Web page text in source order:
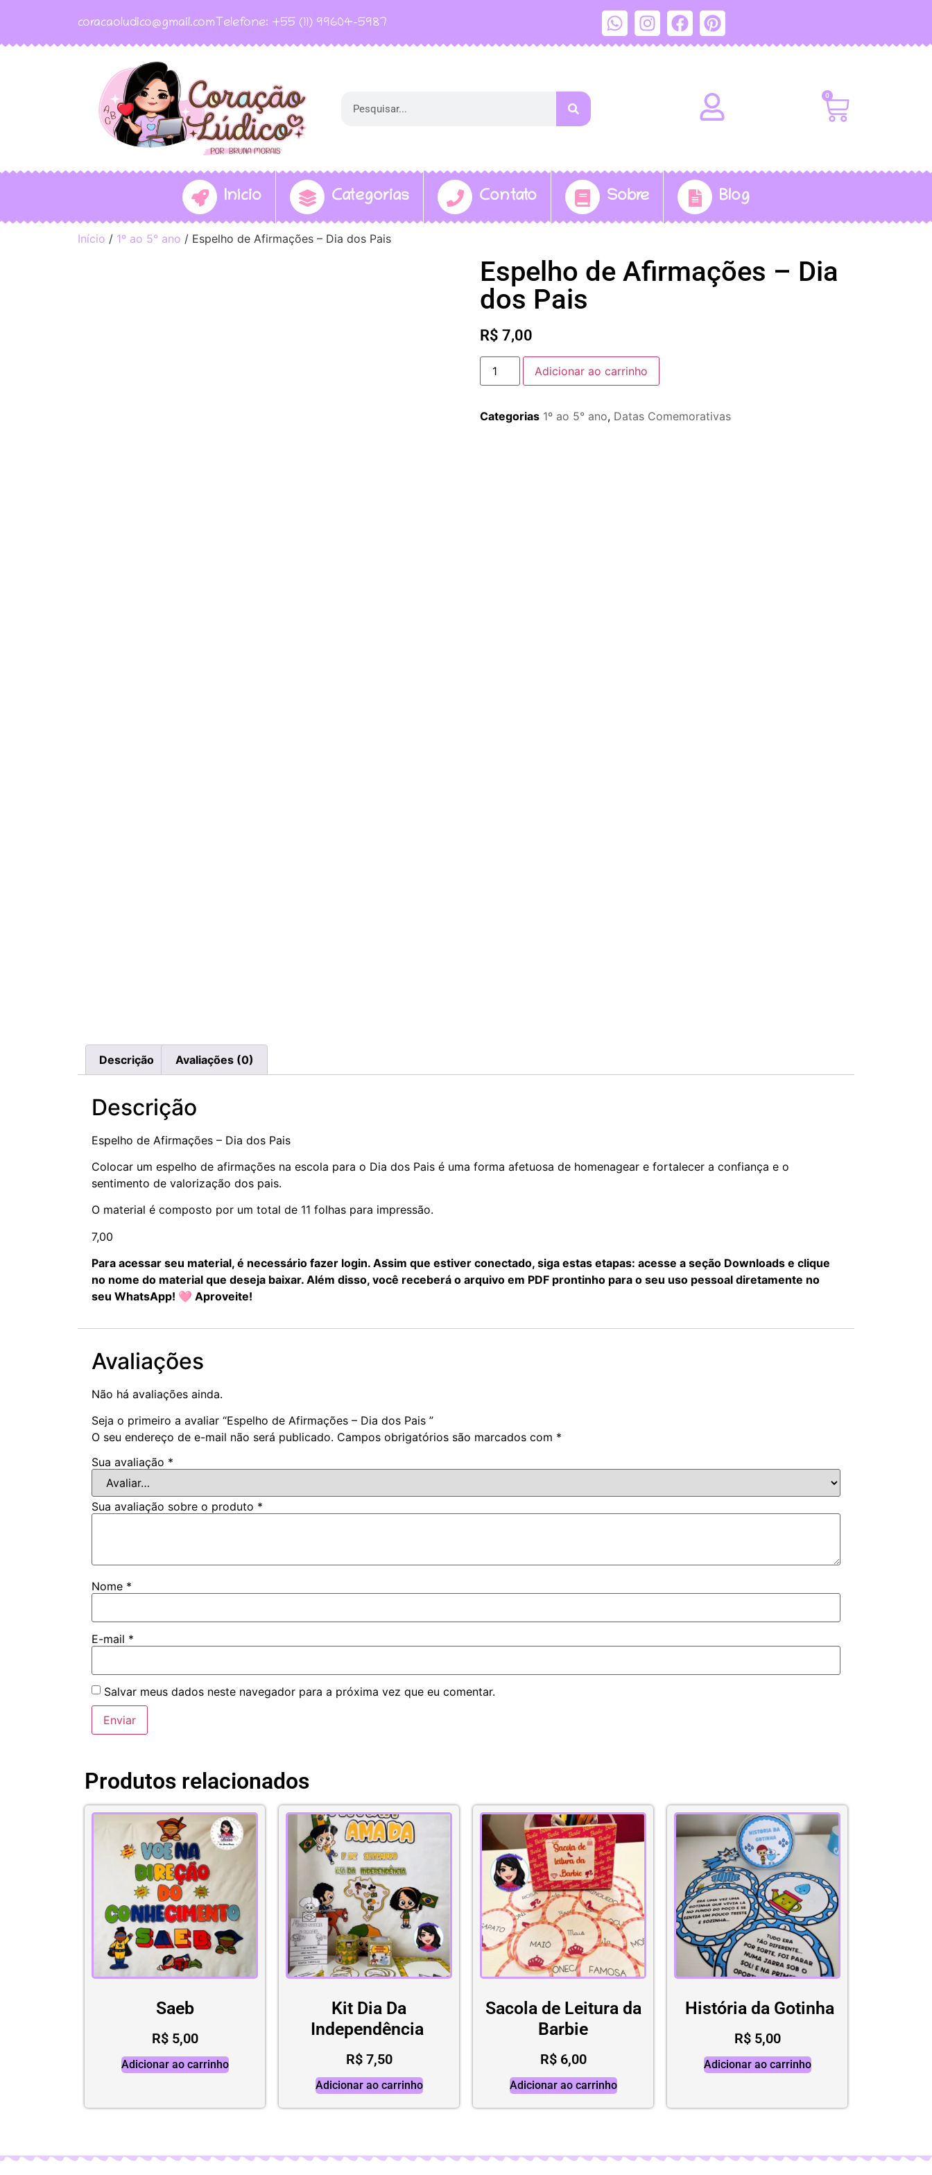
coracaoludico@gmail.com Telefone: +55 (11) 99604-5987
0
Início Categorias Contato Sobre Blog
Início / 1º ao 5° ano / Espelho de Afirmações – Dia dos Pais
Espelho de Afirmações – Dia
dos Pais
R$ 7,00
Adicionar ao carrinho
Categorias 1º ao 5° ano, Datas Comemorativas
Descrição Avaliações (0)
Descrição
Espelho de Afirmações – Dia dos Pais
Colocar um espelho de afirmações na escola para o Dia dos Pais é uma forma afetuosa de homenagear e fortalecer a confiança e o
sentimento de valorização dos pais.
O material é composto por um total de 11 folhas para impressão.
7,00
Para acessar seu material, é necessário fazer login. Assim que estiver conectado, siga estas etapas: acesse a seção Downloads e clique
no nome do material que deseja baixar. Além disso, você receberá o arquivo em PDF prontinho para o seu uso pessoal diretamente no
seu WhatsApp! 🩷 Aproveite!
Avaliações
Não há avaliações ainda.
Seja o primeiro a avaliar “Espelho de Afirmações – Dia dos Pais ”
O seu endereço de e-mail não será publicado. Campos obrigatórios são marcados com *
Sua avaliação *
Sua avaliação sobre o produto *
Nome *
E-mail *
Salvar meus dados neste navegador para a próxima vez que eu comentar.
Produtos relacionados
Saeb
R$5,00
Adicionar ao carrinho
Kit Dia Da
Independência
R$7,50
Adicionar ao carrinho
Sacola de Leitura da
Barbie
R$6,00
Adicionar ao carrinho
História da Gotinha
R$5,00
Adicionar ao carrinho